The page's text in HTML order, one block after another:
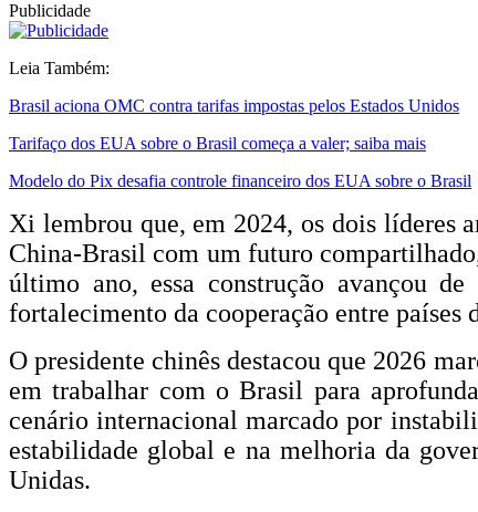
Publicidade
Leia Também:
Brasil aciona OMC contra tarifas impostas pelos Estados Unidos
Tarifaço dos EUA sobre o Brasil começa a valer; saiba mais
Modelo do Pix desafia controle financeiro dos EUA sobre o Brasil
Xi lembrou que, em 2024, os dois líderes
China-Brasil com um futuro
último ano, essa construção avançou
fortalecimento da cooperação entre países
O presidente chinês destacou que 2026
em trabalhar com o Brasil para
cenário internacional marcado por
estabilidade global e na melhoria da
Unidas.